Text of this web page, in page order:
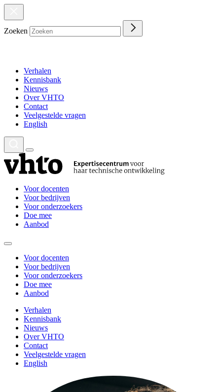
Zoeken
Verhalen
Kennisbank
Nieuws
Over VHTO
Contact
Veelgestelde vragen
English
Voor docenten
Voor bedrijven
Voor onderzoekers
Doe mee
Aanbod
Voor docenten
Voor bedrijven
Voor onderzoekers
Doe mee
Aanbod
Verhalen
Kennisbank
Nieuws
Over VHTO
Contact
Veelgestelde vragen
English